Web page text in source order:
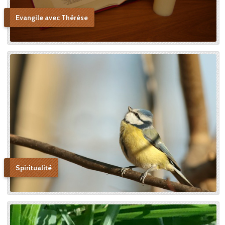
au procès ecclésiastique sa «
petite voie » si novatrice : « Ce
autels, mais l’instrument dont
le bon Dieu s’était servi pour
montrer aux âmes “la voie de
l’enfance spirituelle” afin qu’il
produise tout l’effet pour
lequel il avait été créé. » En
promulguant le décret sur
l’héroïcité des vertus de
Thérèse, le pape Benoît XV
saluera cette « voie de la
confiance et de l’abandon ».
Bonne lecture pour aller de
découvertes en découvertes.
« Autobiographie de la sœur
et novice de la Petite
Thérèse. Histoire d’un tison
arraché du feu. » Edition du
Carmel. 386 pages. 20 Euros
Evangile avec Thérèse
Spiritualité